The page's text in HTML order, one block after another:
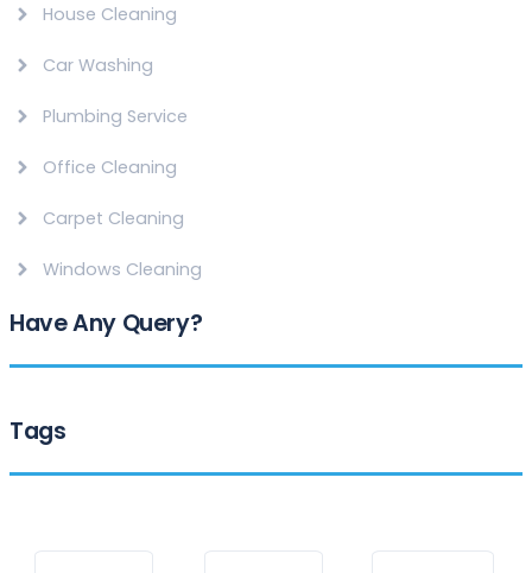
House Cleaning
Car Washing
Plumbing Service
Office Cleaning
Carpet Cleaning
Windows Cleaning
Have Any Query?
Tags